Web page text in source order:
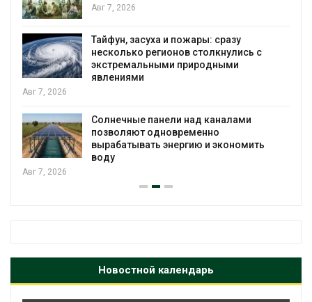
Авг 7, 2026
Тайфун, засуха и пожары: сразу
несколько регионов столкнулись с
экстремальными природными
явлениями
Авг 7, 2026
Солнечные панели над каналами
позволяют одновременно
вырабатывать энергию и экономить
воду
Авг 7, 2026
Новостной календарь